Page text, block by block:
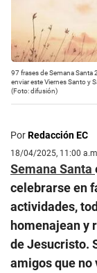
97 frases de Semana Santa
enviar este Viernes Santo y
(Foto: difusión)
PorRedacción EC
18/04/2025, 11:00
Semana Santa
celebrarse en
actividades,
homenajean y
de Jesucristo.
amigos que no